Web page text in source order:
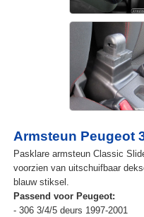
Armsteun Peugeot
Pasklare armsteun Classic
voorzien van uitschuifbaar
blauw stiksel.
Passend voor Peugeot:
- 306 3/4/5 deurs 1997-2001